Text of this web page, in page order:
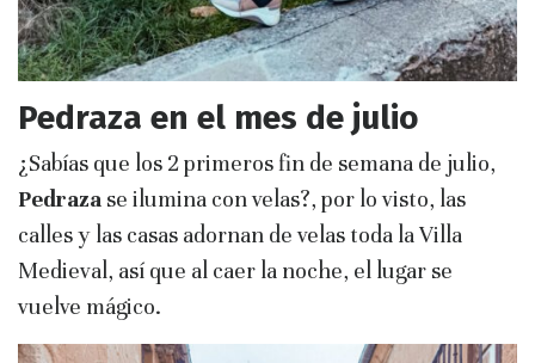
Pedraza en el mes de julio
¿Sabías que los 2 primeros fin de semana de julio,
Pedraza se ilumina con velas?, por lo visto, las
calles y las casas adornan de velas toda la Villa
Medieval, así que al caer la noche, el lugar se
vuelve mágico.